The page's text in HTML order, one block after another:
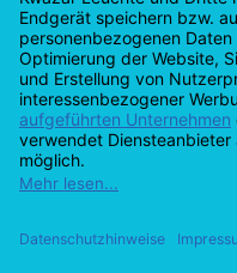
Kaufabwicklung
Info &
Anmeldung